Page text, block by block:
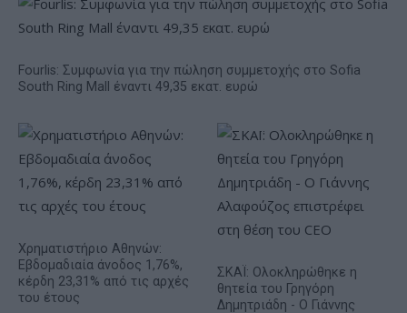
Fourlis: Συμφωνία για την πώληση συμμετοχής στο Sofia
South Ring Mall έναντι 49,35 εκατ. ευρώ
Χρηματιστήριο Αθηνών:
Εβδομαδιαία άνοδος 1,76%,
κέρδη 23,31% από τις αρχές
του έτους
ΣΚΑΪ: Ολοκληρώθηκε η
θητεία του Γρηγόρη
Δημητριάδη - Ο Γιάννης